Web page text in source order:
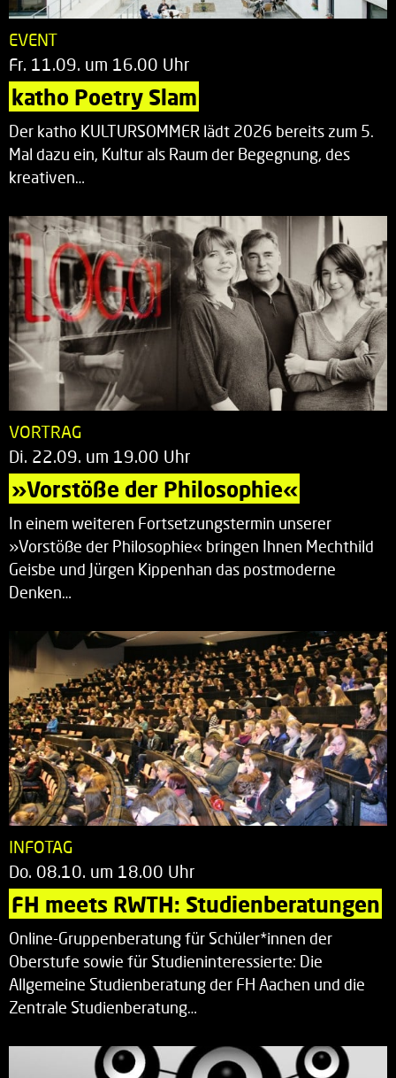
EVENT
Fr. 11.09. um 16.00 Uhr
katho Poetry Slam
Der katho KULTURSOMMER lädt 2026 bereits zum 5.
Mal dazu ein, Kultur als Raum der Begegnung, des
kreativen…
VORTRAG
Di. 22.09. um 19.00 Uhr
»Vorstöße der Philosophie«
In einem weiteren Fortsetzungstermin unserer
»Vorstöße der Philosophie« bringen Ihnen Mechthild
Geisbe und Jürgen Kippenhan das postmoderne
Denken…
INFOTAG
Do. 08.10. um 18.00 Uhr
FH meets RWTH: Studienberatungen
Online-Gruppenberatung für Schüler*innen der
Oberstufe sowie für Studieninteressierte: Die
Allgemeine Studienberatung der FH Aachen und die
Zentrale Studienberatung…